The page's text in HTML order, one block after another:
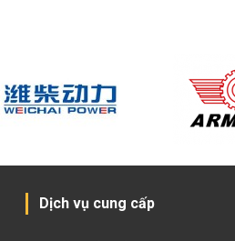
Dịch vụ cung cấp